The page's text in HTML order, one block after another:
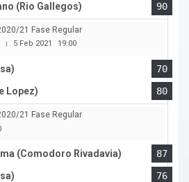
(Rio Gallegos)
90
21 Fase Regular
| 5 Feb 2021 19:00
70
Lopez)
80
21 Fase Regular
(Comodoro Rivadavia)
87
76